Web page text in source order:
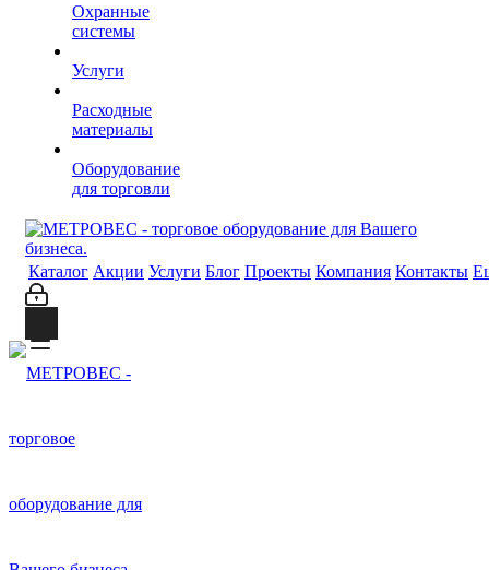
Охранные
системы
Услуги
Расходные
материалы
Оборудование
для торговли
Каталог Акции Услуги Блог Проекты Компания Контакты